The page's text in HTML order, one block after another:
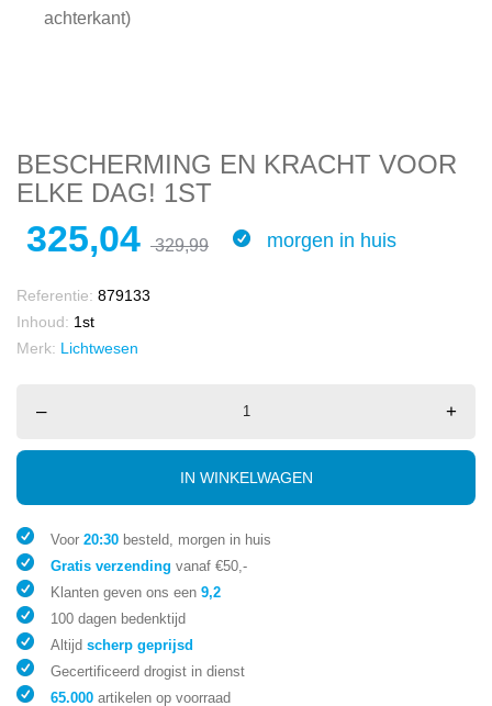
achterkant)
BESCHERMING EN KRACHT VOOR
ELKE DAG! 1ST
325,04 329,99 morgen in huis
Referentie: 879133
Inhoud: 1st
Merk: Lichtwesen
– +
IN WINKELWAGEN
Voor 20:30 besteld, morgen in huis
Gratis verzending vanaf €50,-
Klanten geven ons een 9,2
100 dagen bedenktijd
Altijd scherp geprijsd
Gecertificeerd drogist in dienst
65.000 artikelen op voorraad